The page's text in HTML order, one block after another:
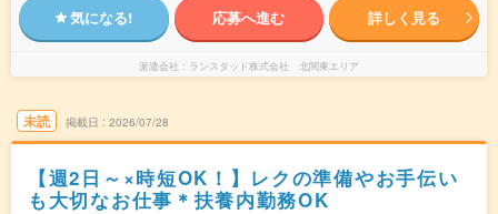
気になる! 応募へ進む 詳しく見る
派遣会社 ランスタッド株式会社 北関東エリア
未読 掲載日 2026/07/28
【週2日～×時短OK！】レクの準備やお手伝い
も大切なお仕事＊扶養内勤務OK